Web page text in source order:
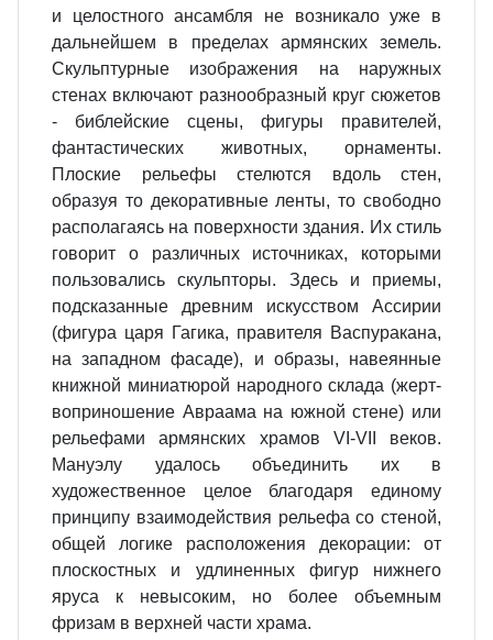
и целостного ансамбля не возникало уже в
дальнейшем в пределах армян­ских земель.
Скульптурные изобра­жения на наружных
стенах вклю­чают разнообразный круг сюжетов
- библейские сцены, фигуры пра­вителей,
фантастических животных, орнаменты.
Плоские рельефы сте­лются вдоль стен,
образуя то де­коративные ленты, то свободно
рас­полагаясь на поверхности здания. Их стиль
говорит о различных источ­никах, которыми
пользовались скульпторы. Здесь и приемы,
под­сказанные древним искусством Ас­сирии
(фигура царя Гагика, прави­теля Васпуракана,
на западном фа­саде), и образы, навеянные
книжной миниатюрой народного склада (жерт­
воприношение Авраама на южной стене) или
рельефами армянских храмов VI-VII веков.
Мануэлу уда­лось объединить их в
художествен­ное целое благодаря единому
прин­ципу взаимодействия рельефа со стеной,
общей логике расположе­ния декорации: от
плоскостных и удлиненных фигур нижнего
яруса к невысоким, но более объемным
фризам в верхней части храма.